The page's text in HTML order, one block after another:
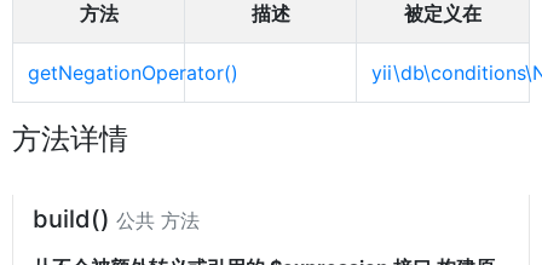
方法 描述 被定义在
getNegationOperator()
方法详情
build() 公共 方法